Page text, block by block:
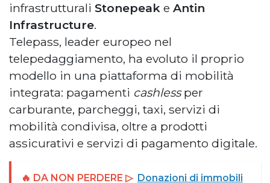
infrastrutturali Stonepeak e Antin
Infrastructure.
Telepass, leader europeo nel
telepedaggiamento, ha evoluto il proprio
modello in una piattaforma di mobilità
integrata: pagamenti cashlessper
carburante, parcheggi, taxi, servizi di
mobilità condivisa, oltre a prodotti
assicurativi e servizi di pagamento digitale.
🔥 DA NON PERDERE ▷ Donazioni di immobili